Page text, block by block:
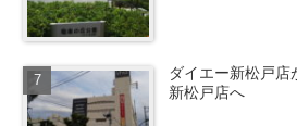
ダイエー新松戸
新松戸店へ